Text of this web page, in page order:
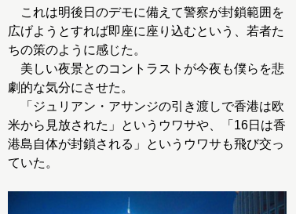
これは明後日のデモに備えて警察が封鎖範囲を
広げようとすれば即座に座り込むという、若者た
ちの策のように感じた。
美しい夜景とのコントラストが今夜も僕らを悲
劇的な気分にさせた。
「ジュリアン・アサンジの引き渡しで香港は欧
米から見放された」というウワサや、「16日は香
港島自体が封鎖される」というウワサも飛び交っ
ていた。